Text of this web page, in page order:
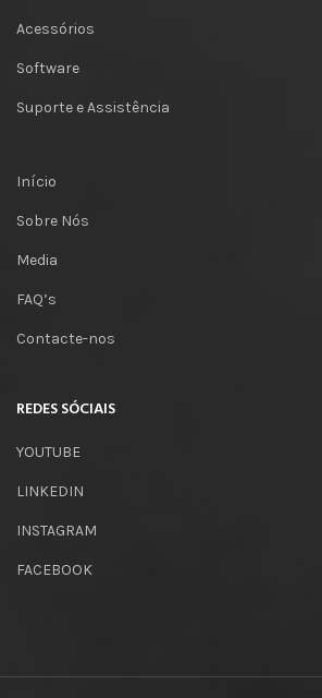
Acessórios
Software
Suporte e Assistência
Início
Sobre Nós
Media
FAQ’s
Contacte-nos
REDES SÓCIAIS
YOUTUBE
LINKEDIN
INSTAGRAM
FACEBOOK